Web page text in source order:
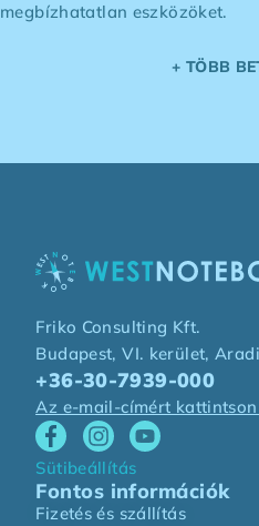
megbízhatatlan eszközöket.
+ TÖBB
Friko Consulting Kft.
Budapest, VI. kerület,
+36-30-7939-000
Az e-mail-címért kattintson
Sütibeállítás
Fontos információk
Fizetés és szállítás